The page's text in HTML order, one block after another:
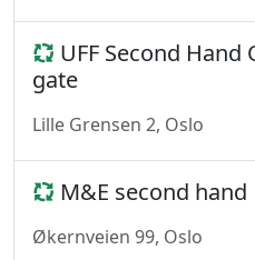
UFF Second Hand
gate
Lille Grensen 2, Oslo
M&E second hand
Økernveien 99, Oslo